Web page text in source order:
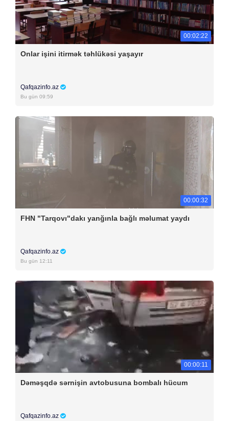
00:02:22
Onlar işini itirmək təhlükəsi yaşayır
Qafqazinfo.az
Bu gün 09:59
00:00:32
FHN "Tarqovı"dakı yanğınla bağlı məlumat yaydı
Qafqazinfo.az
Bu gün 12:11
00:00:11
Dəməşqdə sərnişin avtobusuna bombalı hücum
Qafqazinfo.az